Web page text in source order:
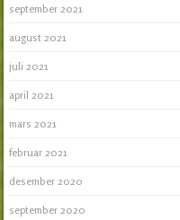
september 2021
august 2021
juli 2021
april 2021
mars 2021
februar 2021
desember 2020
september 2020